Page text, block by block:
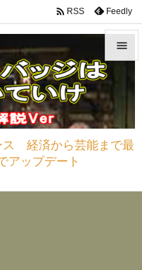
経済から芸能まで最
アップデート


サイド


 RSS Feedly